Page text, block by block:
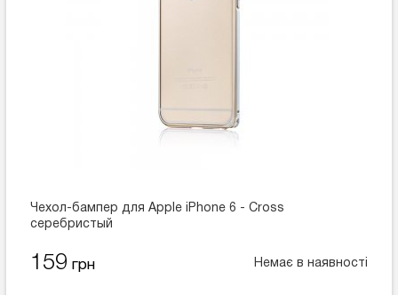
Чехол-бампер для Apple iPhone 6 - Cross
серебристый
159 грн Немає в наявності